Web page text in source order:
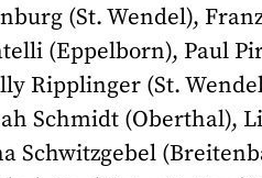
(St. Wendel),
(Eppelborn), Paul
Ripplinger (St.
Schmidt (Oberthal),
Schwitzgebel